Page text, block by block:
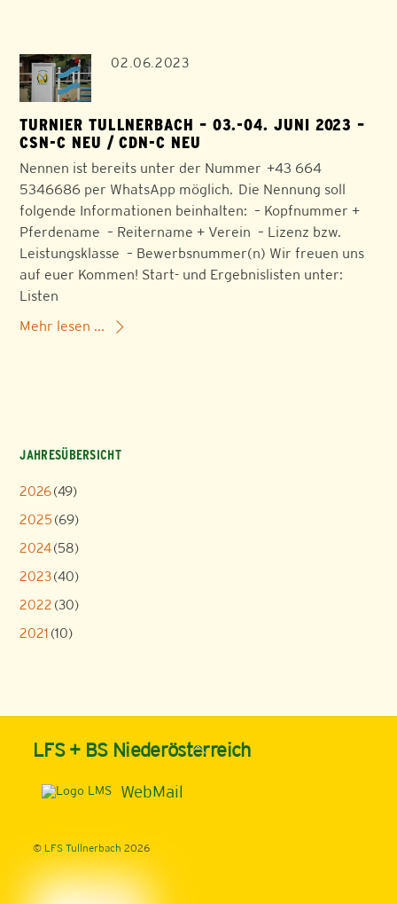
02.06.2023
TURNIER TULLNERBACH – 03.-04. JUNI 2023 –
CSN-C NEU / CDN-C NEU
Nennen ist bereits unter der Nummer +43 664
5346686 per WhatsApp möglich. Die Nennung soll
folgende Informationen beinhalten: – Kopfnummer +
Pferdename – Reitername + Verein – Lizenz bzw.
Leistungsklasse – Bewerbsnummer(n) Wir freuen uns
auf euer Kommen! Start- und Ergebnislisten unter:
Listen
Mehr lesen ...
JAHRESÜBERSICHT
2026(49)
2025 (69)
2024(58)
2023(40)
2022 (30)
2021 (10)
Back
To
LFS + BS Niederösterreich
WebMail
© LFS Tullnerbach 2026